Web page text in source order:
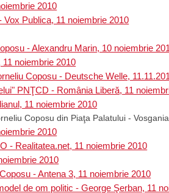
2010
Publica, 11 noiembrie 2010
- Alexandru Marin, 10 noiembrie
noiembrie 2010
Coposu - Deutsche Welle,
PNŢCD - România Liberă, 11
11 noiembrie 2010
Coposu din Piaţa Palatului -
2010
- Realitatea.net, 11 noiembrie 2010
2010
- Antena 3, 11 noiembrie 2010
de om politic - George Şerban, 11